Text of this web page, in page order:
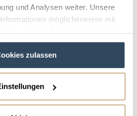
und Analysen weiter. Unsere
möglicherweise mit
Rahmen Ihrer Nutzung der Dienste
zulassen